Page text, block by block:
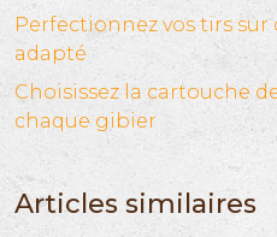
Perfectionnez vos tirs sur
adapté
Choisissez la cartouche
chaque gibier
Articles similaires